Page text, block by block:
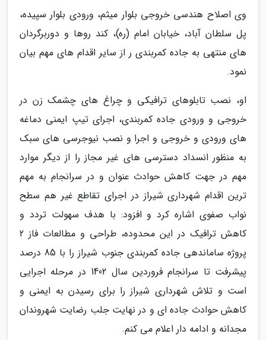
وی اصلاح هندسی خروجی بلوار میثم، ورودی بلوار سپیده،
پل سلطان آباد، خیابان امام (ره)، کند روها و دوربرگردان
های منتهی به جاده کمربندی ر از سایر اقدام های مهم بیان
نمود.
او، نصب تابلوهای ترافیکی و چراغ های چشمک زن در
خروجی و ورودی جاده کمربندی، اجرای تیپ ایمنی دماغه
های ورودی و خروجی و اجرا و نصب نیوجرسی های سبک
به منظور انسداد دسترسی های غیر مجاز را از دیگر موارد
مهم در جهت کاهش حوادث عنوان و در سرانجام به مهم
ترین اقدام شهرداری شیراز در اجرای تقاطع غیر هم سطح
نواب صفوی اشاره کرد و افزود: با هدف سهولت تردد و
کاهش ترافیک در این محدوده، طراحی و مطالعات فاز 2
پروژه ساماندهی جاده کمربندی جنوب شیراز را با 85 درصد
پیشرفت تا سرانجام فروردین سال 1402 در مرحله اجرایی
است و تلاش شهرداری شیراز را برای رسیدن به ایمنی و
کاهش حوادث جاده ای و در نهایت جلب رضایت شهروندان
مجدانه و ادامه دار اعلام می کنم.